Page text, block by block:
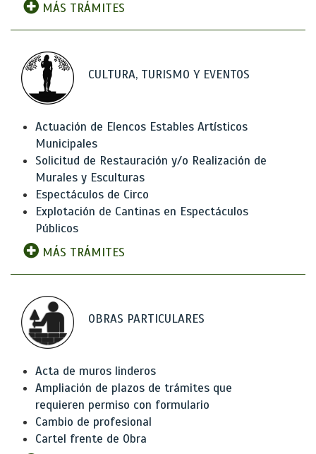
MÁS TRÁMITES
CULTURA, TURISMO Y EVENTOS
Actuación de Elencos Estables Artísticos
Municipales
Solicitud de Restauración y/o Realización de
Murales y Esculturas
Espectáculos de Circo
Explotación de Cantinas en Espectáculos
Públicos
MÁS TRÁMITES
OBRAS PARTICULARES
Acta de muros linderos
Ampliación de plazos de trámites que
requieren permiso con formulario
Cambio de profesional
Cartel frente de Obra